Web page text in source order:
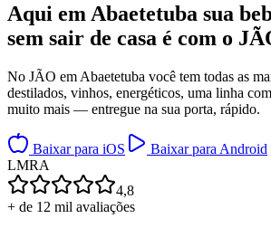
Aqui em Abaetetuba sua
sem sair de casa é com o
No JÃO em Abaetetuba você tem todas as
destilados, vinhos, energéticos, uma linha
muito mais — entregue na sua porta, rápido.
Baixar para iOS
Baixar para Android
LMRA
4,8
+ de 12 mil avaliações